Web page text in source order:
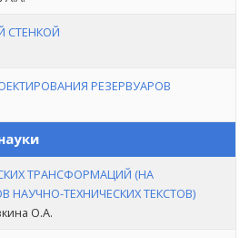
СТЕНКОЙ
РЕЗЕРВУАРОВ
ТРАНСФОРМАЦИЙ (НА
НАУЧНО-ТЕХНИЧЕСКИХ ТЕКСТОВ)
О.А.